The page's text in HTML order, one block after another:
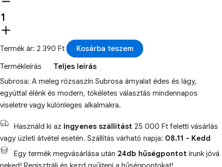
Termék ár: 2 390 Ft
Kosárba teszem
Termékleírás
Teljes leírás
Subrosa: A meleg rózsaszín Subrosa árnyalat édes és lágy,
egyúttal élénk és modern, tökéletes választás mindennapos
viseletre vagy különleges alkalmakra.
Használd ki az ingyenes szállítást 25 000 Ft feletti vásárlás
vagy üzleti átvétel esetén. Szállítás várható napja: 08.11 - Kedd
Egy termék megvásárlása után 24db hűségpontot írunk jóvá